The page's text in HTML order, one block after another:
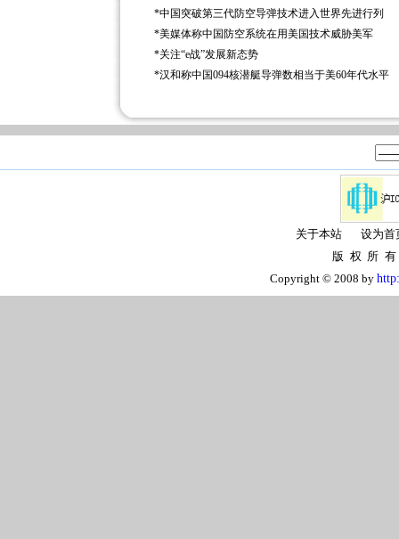
*中国突破第三代防空导弹技术进入世界先进行列
*美媒体称中国防空系统在用美国技术威胁美军
*关注“e战”发展新态势
*汉和称中国094核潜艇导弹数相当于美60年代水平